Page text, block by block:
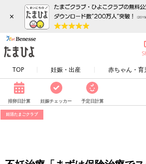
×
TOP 妊娠・出産 赤ちゃん・育
排卵日計算 妊娠チェッカー 予定日計算
妊活たまごクラブ